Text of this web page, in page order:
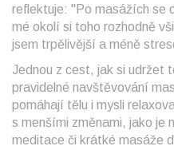
reflektuje: "Po masážích se
mé okolí si toho rozhodně
jsem trpělivější a méně
Jednou z cest, jak si udržet
pravidelné navštěvování
pomáhají tělu i mysli
s menšími změnami, jako je
meditace či krátké masáže